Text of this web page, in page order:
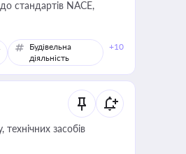
стандартів NACE,
Будівельна
діяльність
+10
засобів